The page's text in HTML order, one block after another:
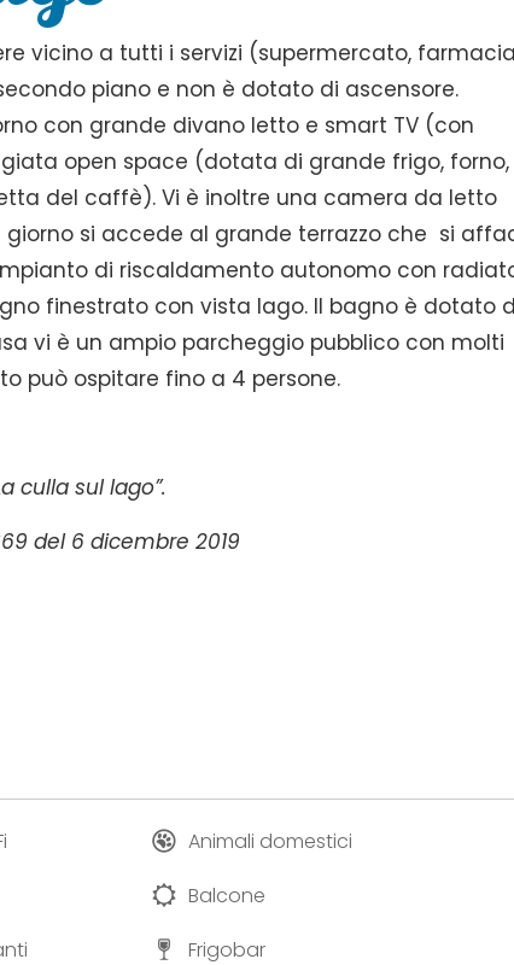
vicino a tutti i servizi (supermercato,
piano e non è dotato di ascensore.
con grande divano letto e smart TV (con
open space (dotata di grande frigo, forno,
del caffè). Vi è inoltre una camera da letto
si accede al grande terrazzo che si
di riscaldamento autonomo con
finestrato con vista lago. Il bagno è dotato
vi è un ampio parcheggio pubblico con molti
può ospitare fino a 4 persone.
culla sul lago”.
del 6 dicembre 2019
Animali domestici
Balcone
Frigobar